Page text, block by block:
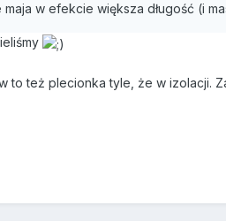
w efekcie większa długość (i
to też plecionka tyle, że w izolacji.